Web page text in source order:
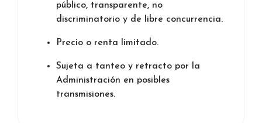
público, transparente, no
discriminatorio y de libre concurrencia.
Precio o renta limitado.
Sujeta a tanteo y retracto por la
Administración en posibles
transmisiones.